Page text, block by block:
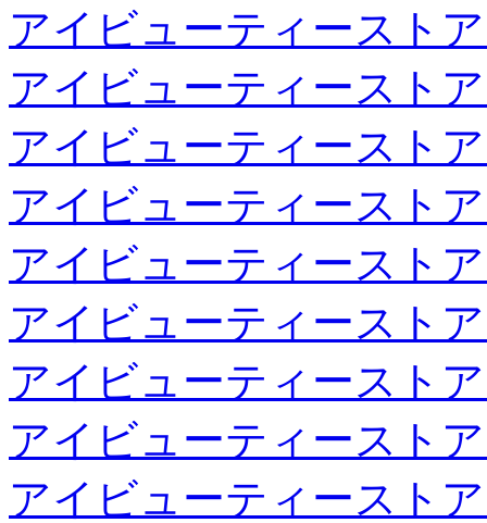
アイビューティースト
アイビューティースト
アイビューティースト
アイビューティースト
アイビューティースト
アイビューティースト
アイビューティースト
アイビューティースト
アイビューティースト